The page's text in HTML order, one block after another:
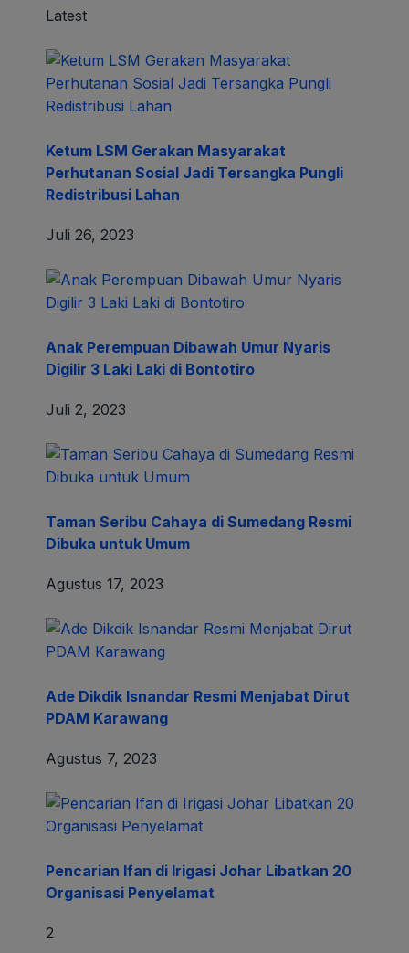
Latest
Ketum LSM Gerakan Masyarakat
Perhutanan Sosial Jadi Tersangka Pungli
Redistribusi Lahan
Juli 26, 2023
Anak Perempuan Dibawah Umur Nyaris
Digilir 3 Laki Laki di Bontotiro
Juli 2, 2023
Taman Seribu Cahaya di Sumedang Resmi
Dibuka untuk Umum
Agustus 17, 2023
Ade Dikdik Isnandar Resmi Menjabat Dirut
PDAM Karawang
Agustus 7, 2023
Pencarian Ifan di Irigasi Johar Libatkan 20
Organisasi Penyelamat
2